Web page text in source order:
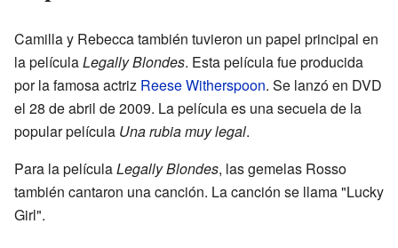
Camilla y Rebecca también tuvieron un papel principal en
la películaLegally Blondes. Esta película fue producida
por la famosa actriz Reese Witherspoon. Se lanzó en DVD
el 28 de abril de 2009. La película es una secuela de la
popular película Una rubia muy legal.
Para la películaLegally Blondes, las gemelas Rosso
también cantaron una canción. La canción se llama "Lucky
Girl".